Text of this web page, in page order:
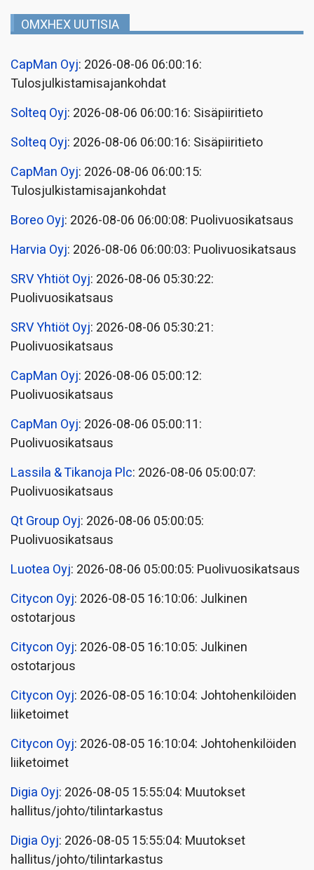
OMXHEX UUTISIA
CapMan Oyj: 2026-08-06 06:00:16:
Tulosjulkistamisajankohdat
Solteq Oyj: 2026-08-06 06:00:16: Sisäpiiritieto
Solteq Oyj: 2026-08-06 06:00:16: Sisäpiiritieto
CapMan Oyj: 2026-08-06 06:00:15:
Tulosjulkistamisajankohdat
Boreo Oyj: 2026-08-06 06:00:08: Puolivuosikatsaus
Harvia Oyj: 2026-08-06 06:00:03: Puolivuosikatsaus
SRV Yhtiöt Oyj: 2026-08-06 05:30:22:
Puolivuosikatsaus
SRV Yhtiöt Oyj: 2026-08-06 05:30:21:
Puolivuosikatsaus
CapMan Oyj: 2026-08-06 05:00:12:
Puolivuosikatsaus
CapMan Oyj: 2026-08-06 05:00:11:
Puolivuosikatsaus
Lassila & Tikanoja Plc: 2026-08-06 05:00:07:
Puolivuosikatsaus
Qt Group Oyj: 2026-08-06 05:00:05:
Puolivuosikatsaus
Luotea Oyj: 2026-08-06 05:00:05: Puolivuosikatsaus
Citycon Oyj: 2026-08-05 16:10:06: Julkinen
ostotarjous
Citycon Oyj: 2026-08-05 16:10:05: Julkinen
ostotarjous
Citycon Oyj: 2026-08-05 16:10:04: Johtohenkilöiden
liiketoimet
Citycon Oyj: 2026-08-05 16:10:04: Johtohenkilöiden
liiketoimet
Digia Oyj: 2026-08-05 15:55:04: Muutokset
hallitus/johto/tilintarkastus
Digia Oyj: 2026-08-05 15:55:04: Muutokset
hallitus/johto/tilintarkastus